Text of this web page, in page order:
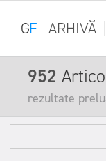
GF ARHIVĂ
952
rezultate